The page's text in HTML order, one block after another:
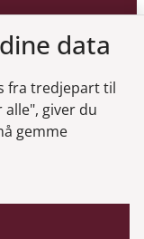
data
fra tredjepart til
giver du
gemme